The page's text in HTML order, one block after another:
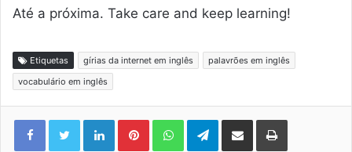
Até a próxima. Take care and keep learning!
Etiquetas gírias da internet em inglês
palavrões em inglês
vocabulário em inglês
LinkedinPinterestWhatsAppTelegram
Compartilhar via e-mail Imprimir